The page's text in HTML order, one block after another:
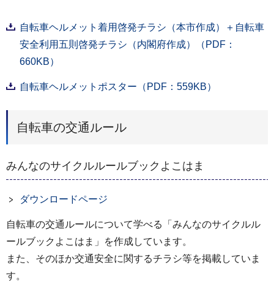
自転車ヘルメット着用啓発チラシ（本市作成）＋自転車
安全利用五則啓発チラシ（内閣府作成）（PDF：
660KB）
自転車ヘルメットポスター（PDF：559KB）
自転車の交通ルール
みんなのサイクルルールブックよこはま
ダウンロードページ
自転車の交通ルールについて学べる「みんなのサイクルル
ールブックよこはま」を作成しています。
また、そのほか交通安全に関するチラシ等を掲載していま
す。